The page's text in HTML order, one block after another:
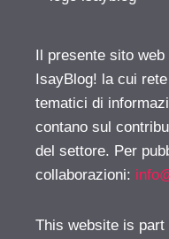
Il presente sito
IsayBlog! la cui
tematici di
contano sul
del settore. Per
collaborazioni:
This website is